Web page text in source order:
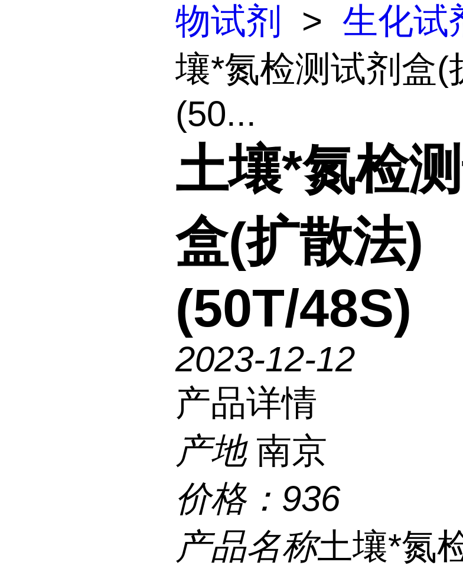
物试剂 > 生化试
壤*氮检测试剂盒(
(50...
土壤*氮检
盒(扩散法)
(50T/48S)
2023-12-12
产品详情
产地 南京
价格： 936
产品名称土壤*氮